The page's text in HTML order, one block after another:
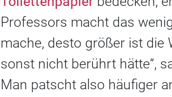
Professors macht das
mache, desto größer ist die
sonst nicht berührt hätte“,
Man patscht also häufiger